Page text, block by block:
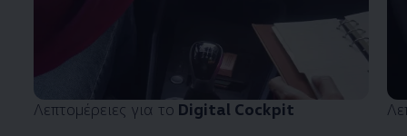
Λεπτομέρειες για το Digital Cockpit